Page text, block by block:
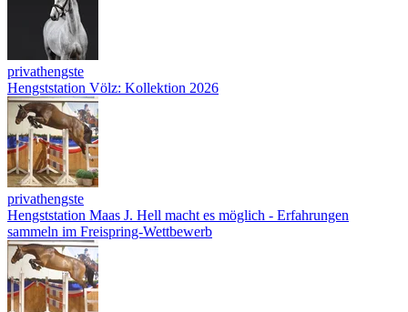
privathengste
Hengststation Völz: Kollektion 2026
privathengste
Hengststation Maas J. Hell macht es möglich - Erfahrungen
sammeln im Freispring-Wettbewerb